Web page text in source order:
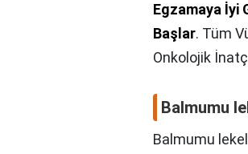
Egzamaya İyi
Başlar. Tüm
Onkolojik
Balmumu
Balmumu